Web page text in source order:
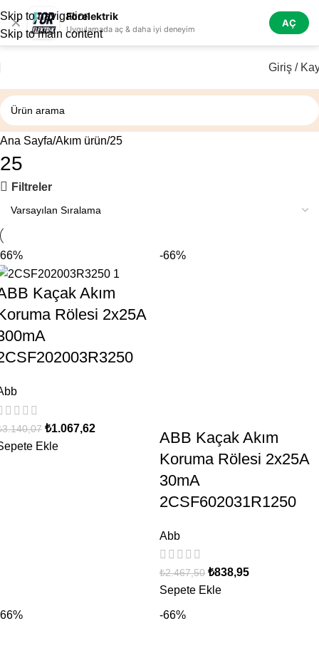
✕ Forelektrik
Uygulamada aç & daha iyi deneyim
AÇ
Skip to navigation
Skip to main content
Giriş /
Ana Sayfa Akım ürün 25
25
Filtreler
Kaçak Akım
Rölesi 2x25A
3.140,07 ₺1.067,62
Ekle
-66%
ABB Kaçak Akım
Koruma Rölesi 2x25A
30mA
2CSF602031R1250
Abb
₺2.467,50 ₺838,95
Sepete Ekle
-66%